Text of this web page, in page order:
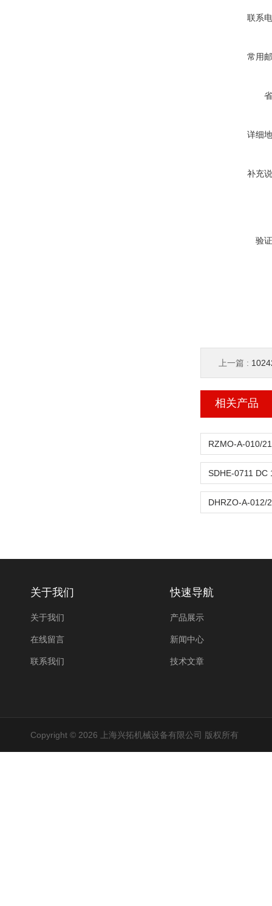
联系
常用
详细
补充
验
上一篇 :
相关产品
关于我们
关于我们
在线留言
联系我们
快速导航
产品展示
新闻中心
技术文章
Copyright © 2026 上海兴拓机械设备有限公司 版权所有